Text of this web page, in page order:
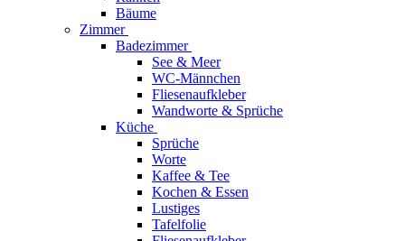
Bäume
Zimmer
Badezimmer
See & Meer
WC-Männchen
Fliesenaufkleber
Wandworte & Sprüche
Küche
Sprüche
Worte
Kaffee & Tee
Kochen & Essen
Lustiges
Tafelfolie